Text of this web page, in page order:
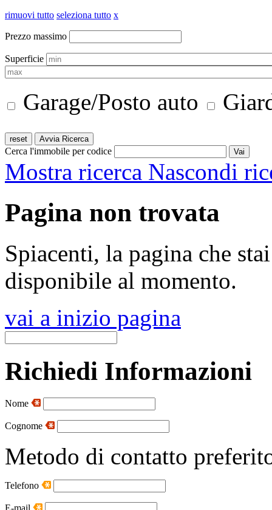
rimuovi tutto seleziona tutto x
Prezzo massimo
Superficie
Garage/Posto auto
Cerca l'immobile per codice
Mostra ricerca Nascondi
Pagina non trovata
Spiacenti, la pagina che
disponibile al momento.
vai a inizio pagina
Richiedi Informazioni
Nome
Cognome
Metodo di contatto
Telefono